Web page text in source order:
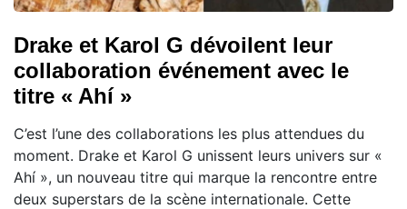
Drake et Karol G dévoilent leur
collaboration événement avec le
titre « Ahí »
C’est l’une des collaborations les plus attendues du
moment. Drake et Karol G unissent leurs univers sur «
Ahí », un nouveau titre qui marque la rencontre entre
deux superstars de la scène internationale. Cette